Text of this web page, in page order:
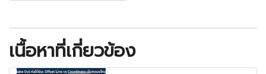
เนื้อหาที่เกี่ยวข้อง